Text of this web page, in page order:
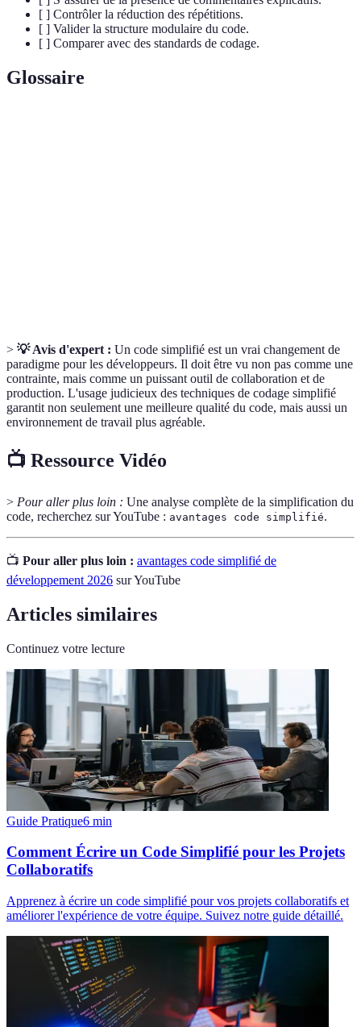
[ ] Contrôler la réduction des répétitions.
[ ] Valider la structure modulaire du code.
[ ] Comparer avec des standards de codage.
Glossaire
> 💡 Avis d'expert : Un code simplifié est un vrai changement de
paradigme pour les développeurs. Il doit être vu non pas comme une
contrainte, mais comme un puissant outil de collaboration et de
production. L'usage judicieux des techniques de codage simplifié
garantit non seulement une meilleure qualité du code, mais aussi un
environnement de travail plus agréable.
📺 Ressource Vidéo
> Pour aller plus loin : Une analyse complète de la simplification du
code, recherchez sur YouTube : avantages code simplifié.
📺 Pour aller plus loin : avantages code simplifié de
développement 2026 sur YouTube
Articles similaires
Continuez votre lecture
Guide Pratique6 min
Comment Écrire un Code Simplifié pour les Projets
Collaboratifs
Apprenez à écrire un code simplifié pour vos projets collaboratifs et
améliorer l'expérience de votre équipe. Suivez notre guide détaillé.